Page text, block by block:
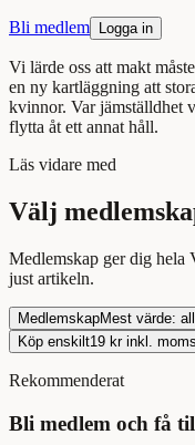
Bli medlem Logga in
Vi lärde oss att makt
en ny kartläggning att
kvinnor. Var jämställdhet
flytta åt ett annat håll.
Läs vidare med
Välj
Medlemskap ger dig hela
just artikeln.
MedlemskapMest värde:
Köp enskilt19 kr inkl. moms
Rekommenderat
Bli medlem och få